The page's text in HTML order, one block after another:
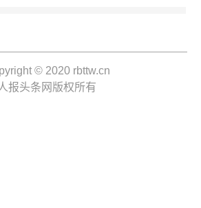
© 2020 rbttw.cn
人报头条网版权所有